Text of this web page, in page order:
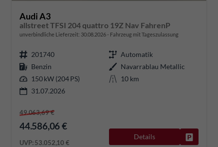
Audi A3
allstreet TFSI 204 quattro 19Z Nav FahrenP
unverbindliche Lieferzeit: 30.08.2026 Fahrzeug mit Tageszulassung
201740
Automatik
Benzin
Navarrablau Metallic
150 kW (204 PS)
10 km
31.07.2026
49.063,69 €
44.586,06 €
UVP:53.052,10 €
Details